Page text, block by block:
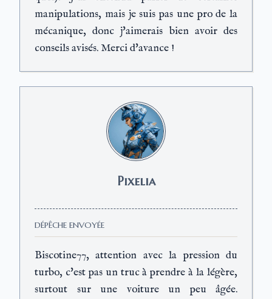
manipulations, mais je suis pas une pro de la
mécanique, donc j'aimerais bien avoir des
conseils avisés. Merci d'avance !
Pixelia
DÉPÊCHE ENVOYÉE
Biscotine77, attention avec la pression du
turbo, c'est pas un truc à prendre à la légère,
surtout sur une voiture un peu âgée.